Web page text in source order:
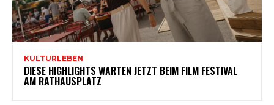
KULTURLEBEN
DIESE HIGHLIGHTS WARTEN JETZT BEIM FILM FESTIVAL
AM RATHAUSPLATZ